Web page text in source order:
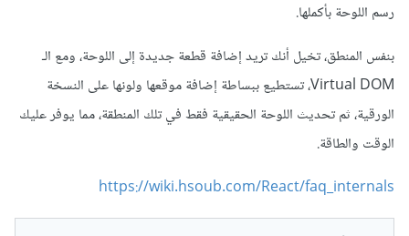
رسم اللوحة بأكملها.
بنفس المنطق، تخيل أنك تريد إضافة قطعة جديدة إلى اللوحة، ومع الـ
Virtual DOM، تستطيع ببساطة إضافة موقعها ولونها على النسخة
الورقية، ثم تحديث اللوحة الحقيقية فقط في تلك المنطقة، مما يوفر عليك
الوقت والطاقة.
https://wiki.hsoub.com/React/faq_internals